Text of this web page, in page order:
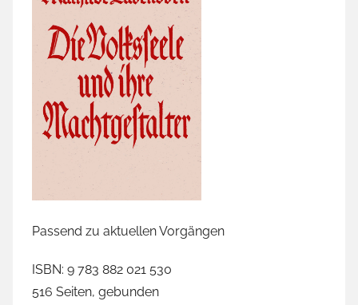
Passend zu aktuellen Vorgängen
ISBN: 9 783 882 021 530
516 Seiten, gebunden